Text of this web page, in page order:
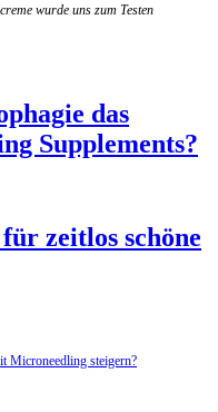
wurde uns zum Testen
das
Supplements?
zeitlos schöne